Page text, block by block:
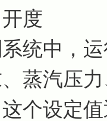
度
统中，
蒸汽压
个设定